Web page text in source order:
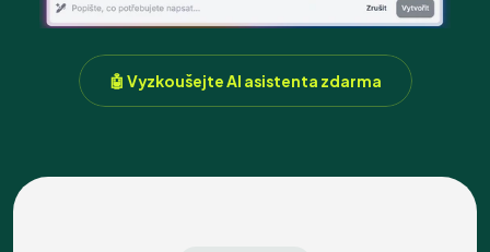
🤖 Vyzkoušejte AI asistenta zdarma